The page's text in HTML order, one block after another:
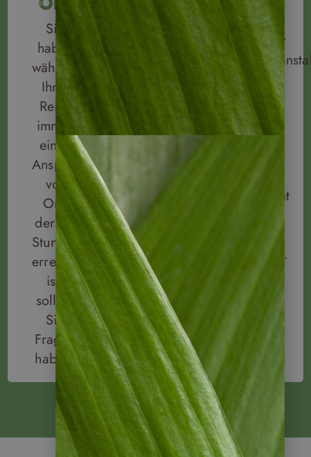
Ort
Sie
haben
während
Ihrer
Reise
immer
einen
Ansprechpartner
vor
Ort,
der 24
Stunden
erreichbar
ist,
sollten
Sie
Fragen
haben!
uns
Reiseversicherungen
gleich
arbeiten
Merkur
Versicherung
zusammen.
sind ein
deutscher
allen
Belangen
liegt
das
deutsche
Reiserecht
unserem
Handeln
zugrunde.